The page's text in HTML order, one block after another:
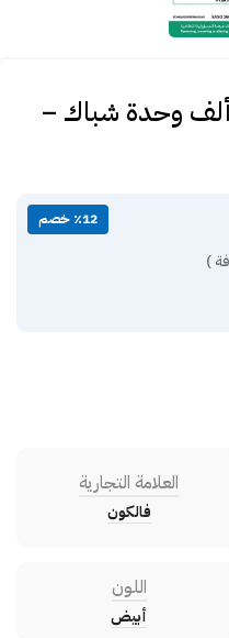
مكيف شباك فالكون 18 ألف وحدة شباك –
٪12 خصم
)
العلامة التجارية
فالكون
اللون
أبيض